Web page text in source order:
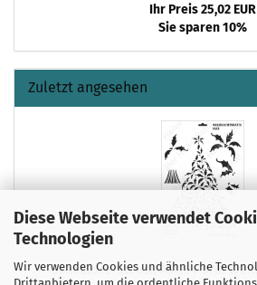
Diese Webseite verwendet
Technologien
Wir verwenden Cookies und ähnliche
Drittanbietern, um die ordentliche
Ihr Preis 25,02 EUR
Sie sparen 10%
Zuletzt angesehen
Schablone-Stencil A3 364-0761